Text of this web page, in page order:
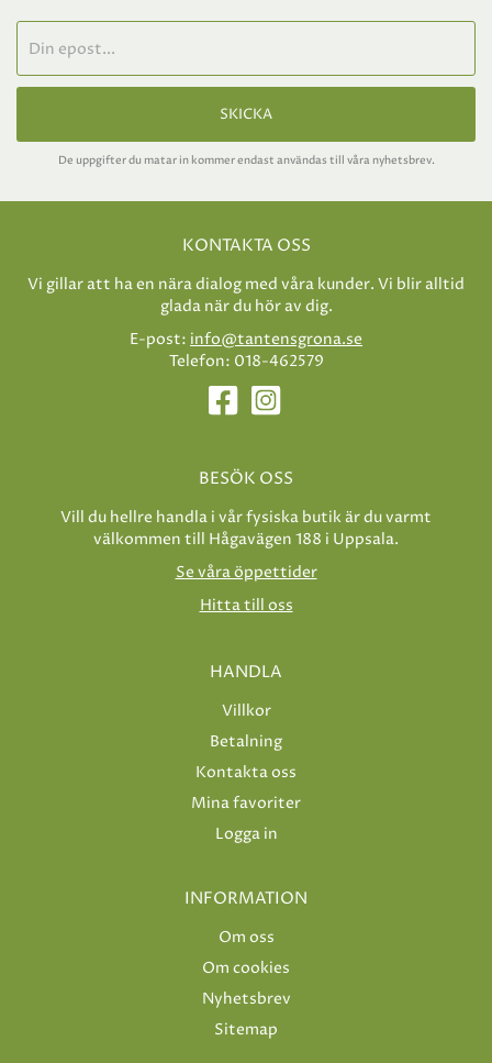
SKICKA
De uppgifter du matar in kommer endast användas till våra nyhetsbrev.
KONTAKTA OSS
Vi gillar att ha en nära dialog med våra kunder. Vi blir alltid
glada när du hör av dig.
E-post: info@tantensgrona.se
Telefon: 018-462579
BESÖK OSS
Vill du hellre handla i vår fysiska butik är du varmt
välkommen till Hågavägen 188 i Uppsala.
Se våra öppettider
Hitta till oss
HANDLA
Villkor
Betalning
Kontakta oss
Mina favoriter
Logga in
INFORMATION
Om oss
Om cookies
Nyhetsbrev
Sitemap